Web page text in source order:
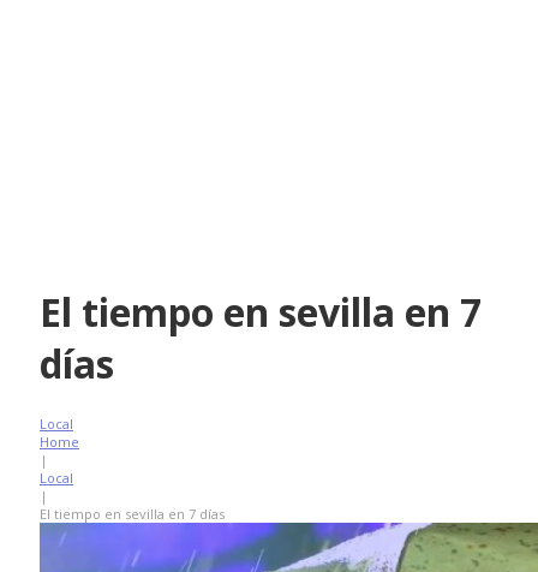
El tiempo en sevilla en 7
días
Local
Home
|
Local
|
El tiempo en sevilla en 7 días